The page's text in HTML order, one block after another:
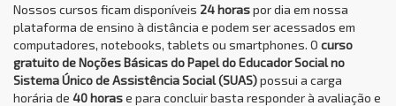
Nossos cursos ficam disponíveis 24 horaspor dia em nossa
plataforma de ensino à distância e podem ser acessados em
computadores, notebooks, tablets ou smartphones. O curso
gratuito de Noções Básicas do Papel do Educador Social no
Sistema Único de Assistência Social (SUAS)possui a carga
horária de 40 horase para concluir basta responder à avaliação e